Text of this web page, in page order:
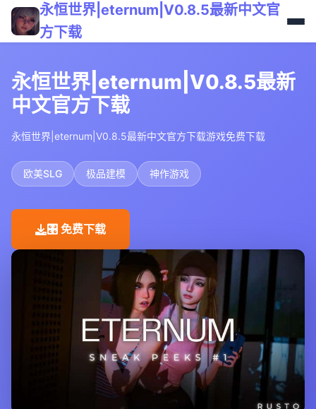
永恒世界|eternum|V0.8.5最新中文官
方下载
永恒世界|eternum|V0.8.5最新
中文官方下载
永恒世界|eternum|V0.8.5最新中文官方下载游戏免费下载
欧美SLG 极品建模 神作游戏
🎛️ 免费下载